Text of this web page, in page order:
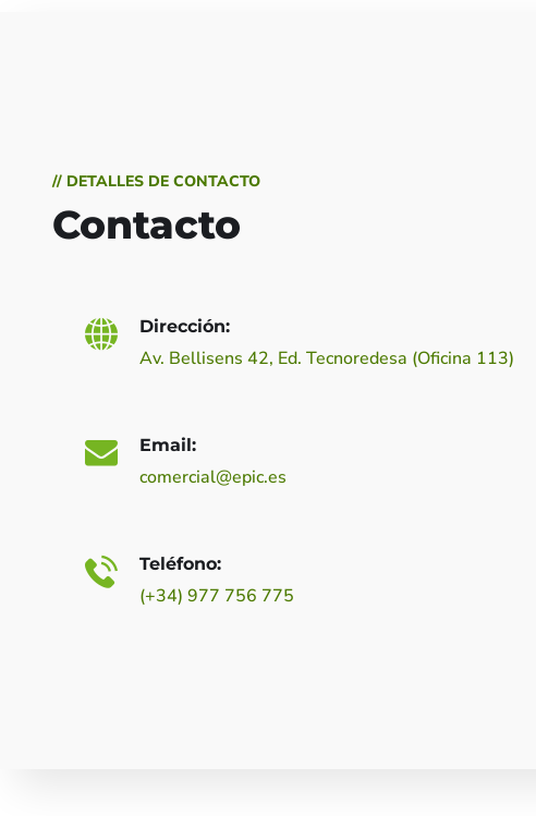
// DETALLES DE CONTACTO
Contacto
Dirección:
Av. Bellisens 42, Ed. Tecnoredesa (Oficina 113)
Email:
comercial@epic.es
Teléfono:
(+34) 977 756 775